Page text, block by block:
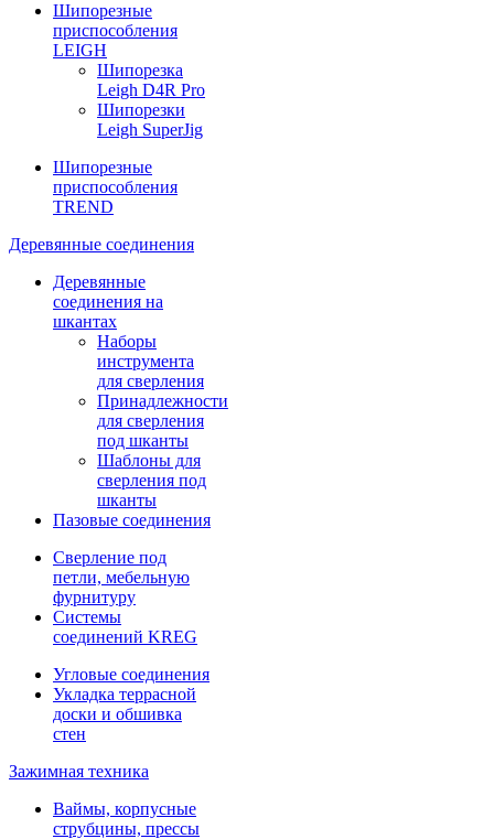
Шипорезные
приспособления
LEIGH
Шипорезка
Leigh D4R Pro
Шипорезки
Leigh SuperJig
Шипорезные
приспособления
TREND
Деревянные соединения
Деревянные
соединения на
шкантах
Наборы
инструмента
для сверления
Принадлежности
для сверления
под шканты
Шаблоны для
сверления под
шканты
Пазовые соединения
Сверление под
петли, мебельную
фурнитуру
Системы
соединений KREG
Угловые соединения
Укладка террасной
доски и обшивка
стен
Зажимная техника
Ваймы, корпусные
струбцины, прессы